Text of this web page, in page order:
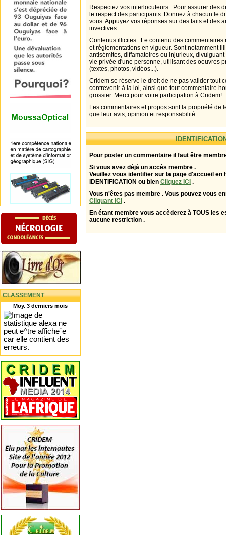
CLASSEMENT
Moy. 3 derniers mois
Respectez vos interlocuteurs : Pour assurer des
le respect des participants. Donnez à chacun le
vous. Appuyez vos réponses sur des faits et des
invectives.
Contenus illicites : Le contenu des
et réglementations en vigueur. Sont notamment
antisémites, diffamatoires ou injurieux,
vie privée d'une personne, utilisant des oeuvres
(textes, photos, vidéos...).
Cridem se réserve le droit de ne pas valider tout
contrevenir à la loi, ainsi que tout commentaire
grossier. Merci pour votre participation à Cridem!
Les commentaires et propos sont la propriété de
que leur avis, opinion et responsabilité.
Pour poster un commentaire il faut être
Si vous avez déjà un accès membre .
Veuillez vous identifier sur la page d'accueil en
IDENTIFICATION ou bien Cliquez ICI .
Vous n'êtes pas membre . Vous pouvez vous
Cliquant ICI .
En étant membre vous accèderez à TOUS les
aucune restriction .